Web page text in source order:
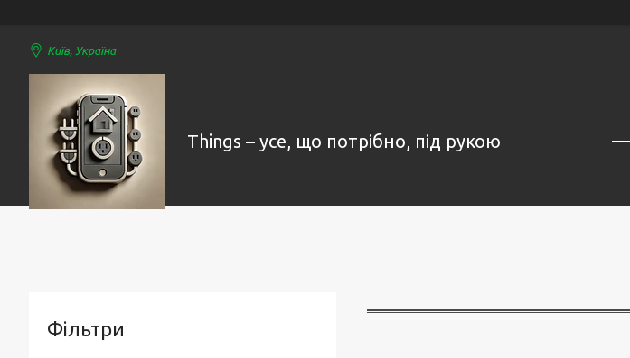
Київ, Україна
Things – усе, що потрібно, під рукою
Фільтри